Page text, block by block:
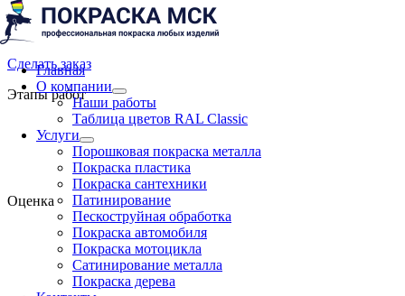
Главная
О компании
Наши работы
Таблица цветов RAL Classic
Услуги
Порошковая покраска металла
Покраска пластика
Покраска сантехники
Патинирование
Пескоструйная обработка
Покраска автомобиля
Покраска мотоцикла
Сатинирование металла
Покраска дерева
Сделать заказ
Этапы работ
Оценка